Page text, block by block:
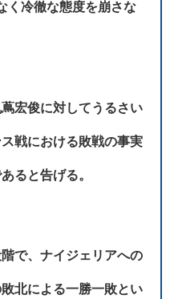
く冷徹な態度を崩さな
宏俊に対してうるさい
戦における敗戦の事実
ると告げる。
で、ナイジェリアへの
北による一勝一敗とい